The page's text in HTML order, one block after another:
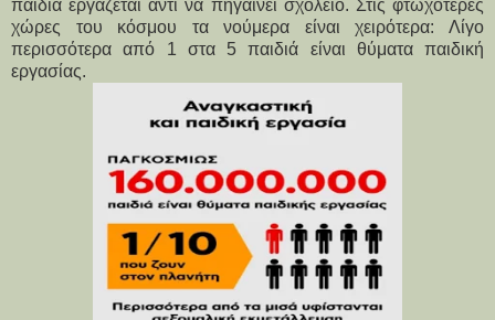
παιδιά εργάζεται αντί να πηγαίνει σχολείο. Στις φτωχότερες
χώρες του κόσμου τα νούμερα είναι χειρότερα: Λίγο
περισσότερα από 1 στα 5 παιδιά είναι θύματα παιδική
εργασίας.